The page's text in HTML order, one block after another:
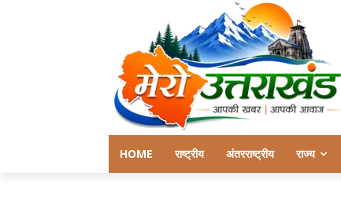
HOME राष्ट्रीय अंतरराष्ट्रीय राज्य